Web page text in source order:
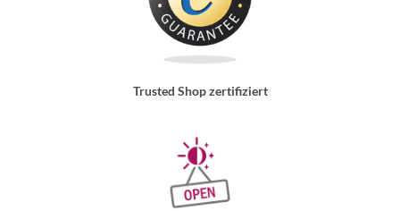
Trusted Shop zertifiziert